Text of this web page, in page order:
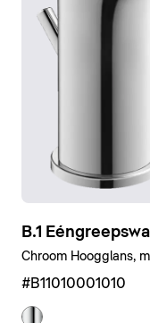
B.1
Chroom Hoogglans,
#B11010001010